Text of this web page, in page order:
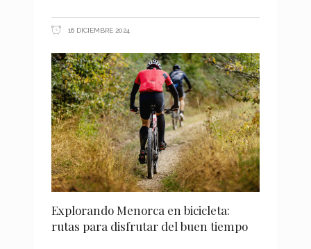
16 DICIEMBRE 2024
Explorando Menorca en bicicleta:
rutas para disfrutar del buen tiempo